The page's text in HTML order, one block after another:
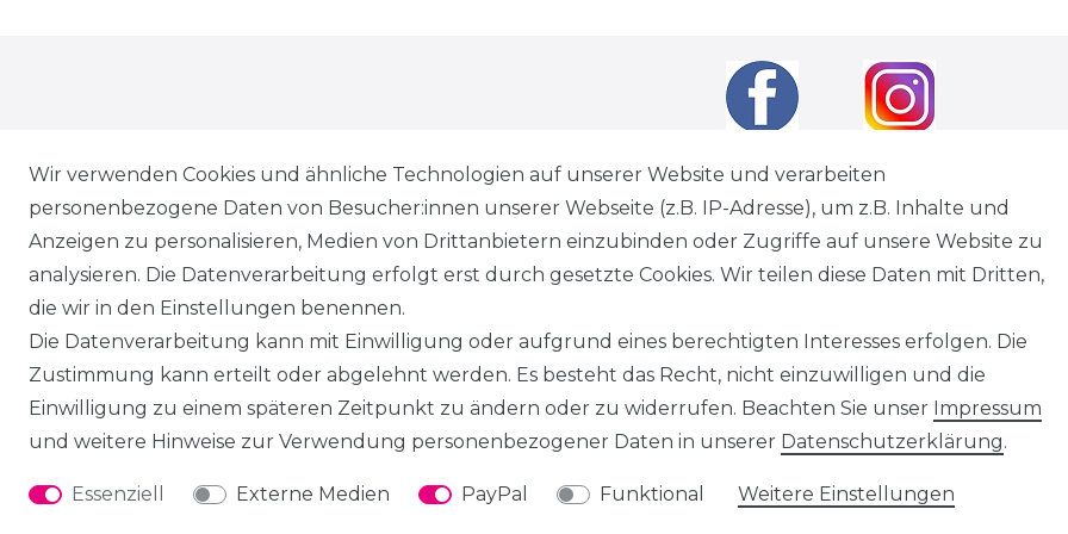
* Alle Preise inkl. gesetzl. Mehrwertsteuer zzgl. Versandkostenwenn nicht anders angegeben.
** Lieferung innerhalb von Deutschland in 1-3 Werktagen
*** Unverbindliche Preisempfehlung des Herstellers
Service
Versand & Zahlung
Retoure
Information
Impressum
AGB
Datenschutz
Wir verwenden Cookies und ähnliche Technologien auf unserer Website und verarbeiten
personenbezogene Daten von Besucher:innen unserer Webseite (z.B. IP-Adresse), um z.B. Inhalte und
Anzeigen zu personalisieren, Medien von Drittanbietern einzubinden oder Zugriffe auf unsere Website zu
analysieren. Die Datenverarbeitung erfolgt erst durch gesetzte Cookies. Wir teilen diese Daten mit Dritten,
die wir in den Einstellungen benennen.
Die Datenverarbeitung kann mit Einwilligung oder aufgrund eines berechtigten Interesses erfolgen. Die
Zustimmung kann erteilt oder abgelehnt werden. Es besteht das Recht, nicht einzuwilligen und die
Einwilligung zu einem späteren Zeitpunkt zu ändern oder zu widerrufen. Beachten Sie unser Impressum
und weitere Hinweise zur Verwendung personenbezogener Daten in unserer Daten­schutz­erklärung.
Essenziell Externe Medien PayPal Funktional Weitere Einstellungen